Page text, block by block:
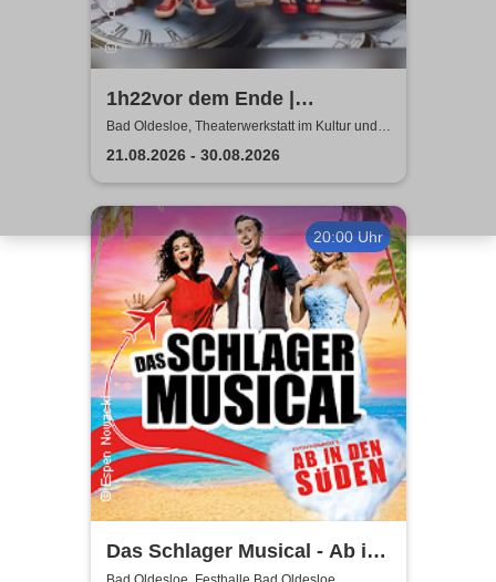
1h22vor dem Ende |
Tragikomödie von Matthieu
Delaporte
Bad Oldesloe, Theaterwerkstatt im Kultur und
Bildungszentrum
21.08.2026 - 30.08.2026
20:00 Uhr
Das Schlager Musical - Ab in